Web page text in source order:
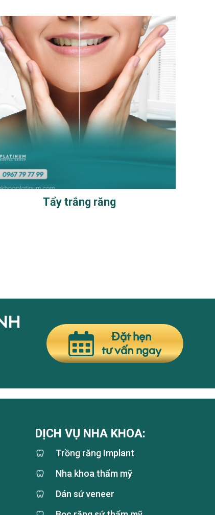
Tẩy trắng răng
Đặt hẹn
tư vấn ngay
DỊCH VỤ NHA KHOA:
Trồng răng Implant
Nha khoa thẩm mỹ
Dán sứ veneer